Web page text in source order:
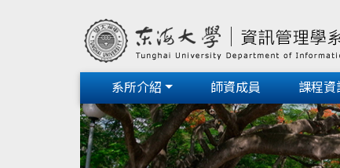
系所介紹 師資成員 課程資